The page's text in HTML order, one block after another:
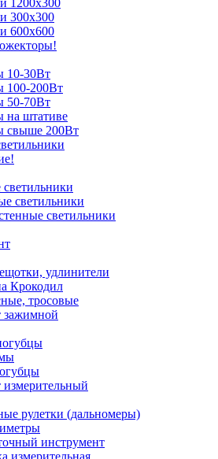
300х300
600х600
10-30Вт
100-200Вт
50-70Вт
на штативе
свыше 200Вт
светильники
светильники
удлинители
Крокодил
тросовые
зажимной
рулетки (дальномеры)
инструмент
измерительная